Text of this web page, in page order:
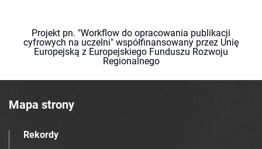
Projekt pn. "Workflow do opracowania publikacji
cyfrowych na uczelni" współfinansowany przez Unię
Europejską z Europejskiego Funduszu Rozwoju
Regionalnego
Mapa strony
Rekordy